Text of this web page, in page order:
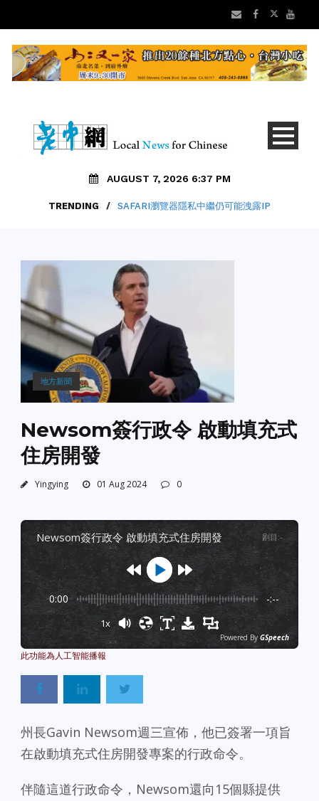
AUGUST 7, 2026 6:37 PM
TRENDING / SAFARI瀏覽器隱私中繼仍可能洩露IP
地方新聞
Newsom簽行政令 啟動填充式
住房開發
Yingying 01 Aug 2024 0
newsom簽行政令 啟動填充式住房開發 剧目 :-
0:00 -:--
1x
Powered By GSpeech
州長Gavin Newsom週三宣佈，他已簽署一項旨
在啟動填充式住房開發專案的行政命令。
伴隨這道行政命令，Newsom還向15個縣提供